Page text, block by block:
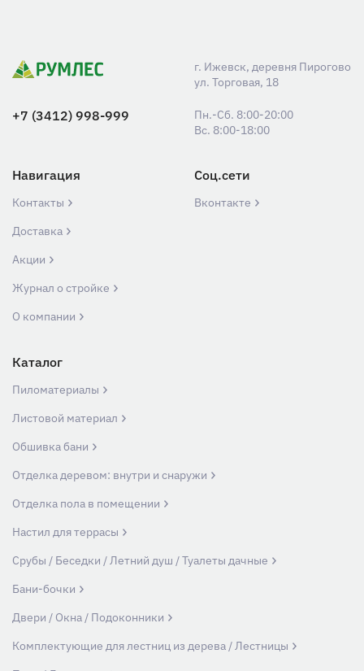
г. Ижевск, деревня Пирогово
ул. Торговая, 18
+7 (3412) 998-999
Пн.-Сб. 8:00-20:00
Вс. 8:00-18:00
Навигация
Контакты
Доставка
Акции
Журнал о стройке
О компании
Соц.сети
Вконтакте
Каталог
Пиломатериалы
Листовой материал
Обшивка бани
Отделка деревом: внутри и снаружи
Отделка пола в помещении
Настил для террасы
Срубы / Беседки / Летний душ / Туалеты дачные
Бани-бочки
Двери / Окна / Подоконники
Комплектующие для лестниц из дерева / Лестницы